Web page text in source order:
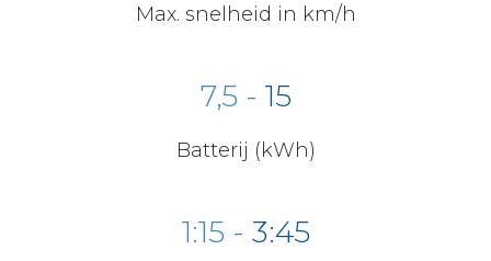
1:15 - 3:45
7,5 - 15
Batterij (kWh)
Max. snelheid in km/h